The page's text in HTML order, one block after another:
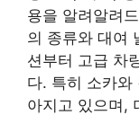
용을 알려알려
의 종류와 대여
션부터 고급 차
다. 특히 소카와
아지고 있으며,